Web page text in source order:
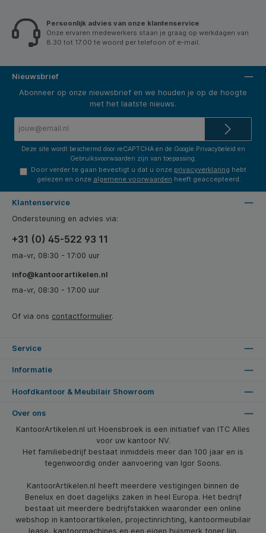
Persoonlijk advies van onze klantenservice
Onze ervaren medewerkers staan je graag op werkdagen van
8.30 tot 17.00 te woord per telefoon of e-mail.
Nieuwsbrief
Abonneer op onze nieuwsbrief en we houden je op de hoogte
met het laatste nieuws.
Deze site wordt beschermd door reCAPTCHA en de Google Privacybeleid en
Gebruiksvoorwaarden zijn van toepassing.
Door verder te gaan bevestigt u dat u onze privacyverklaring hebt
gelezen en onze algemene voorwaarden heeft geaccepteerd.
Klantenservice
Ondersteuning en advies via:
+31 (0) 45-522 93 11
ma-vr, 08:30 - 17:00 uur
info@kantoorartikelen.nl
ma-vr, 08:30 - 17:00 uur
Of via ons contactformulier.
Service
Informatie
Hoofdkantoor & Meubilair Showroom
Over ons
KantoorArtikelen.nl uit Hoensbroek is een initiatief van ITC Alles
voor uw kantoor NV.
Het familiebedrijf bestaat inmiddels meer dan 100 jaar en is
tegenwoordig onder aanvoering van Igor Soons.
KantoorArtikelen.nl heeft meerdere vestigingen binnen de
Benelux en doet dagelijks zaken in heel Europa. Het bedrijf
bestaat uit meerdere bedrijfstakken waaronder een online
webshop in kantoorartikelen, projectinrichting, kantoormeubilair
lease, kantoormachines en een eigen huismerk toner lijn.